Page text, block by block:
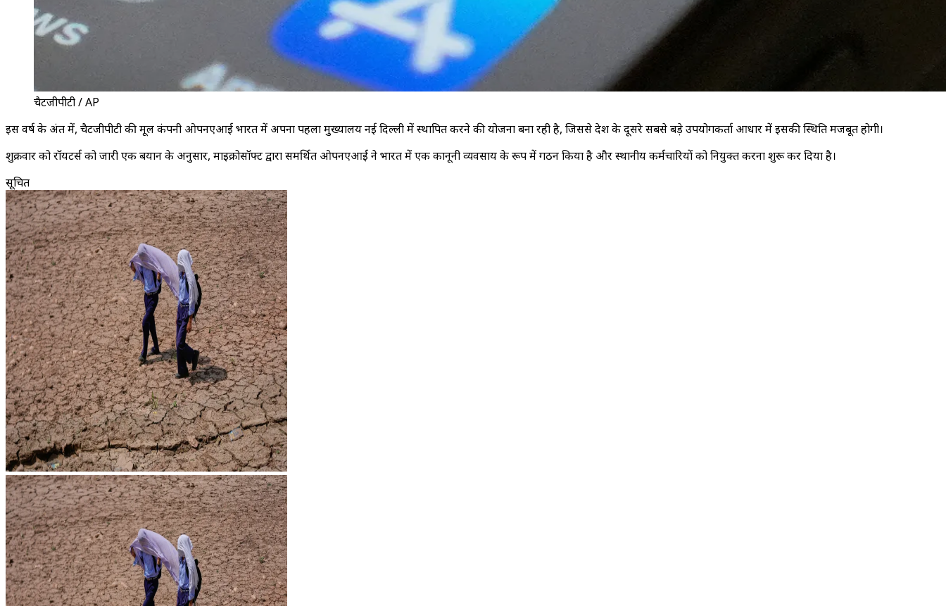
चैटजीपीटी / AP
इस वर्ष के अंत में, चैटजीपीटी की मूल कंपनी ओपनएआई भारत में अपना पहला मुख्यालय नई दिल्ली में स्थापित करने की योजना बना रही है, जिससे देश के दूसरे सबसे बड़े उपयोगकर्ता आधार में इसकी स्थिति मजबूत होगी।
शुक्रवार को रॉयटर्स को जारी एक बयान के अनुसार, माइक्रोसॉफ्ट द्वारा समर्थित ओपनएआई ने भारत में एक कानूनी व्यवसाय के रूप में गठन किया है और स्थानीय कर्मचारियों को नियुक्त करना शुरू कर दिया है।
सूचित